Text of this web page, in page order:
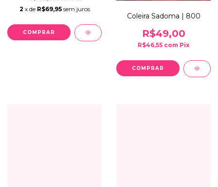
2 x de R$69,95 sem juros
Coleira Sadoma | 800
R$49,00
R$46,55 com Pix